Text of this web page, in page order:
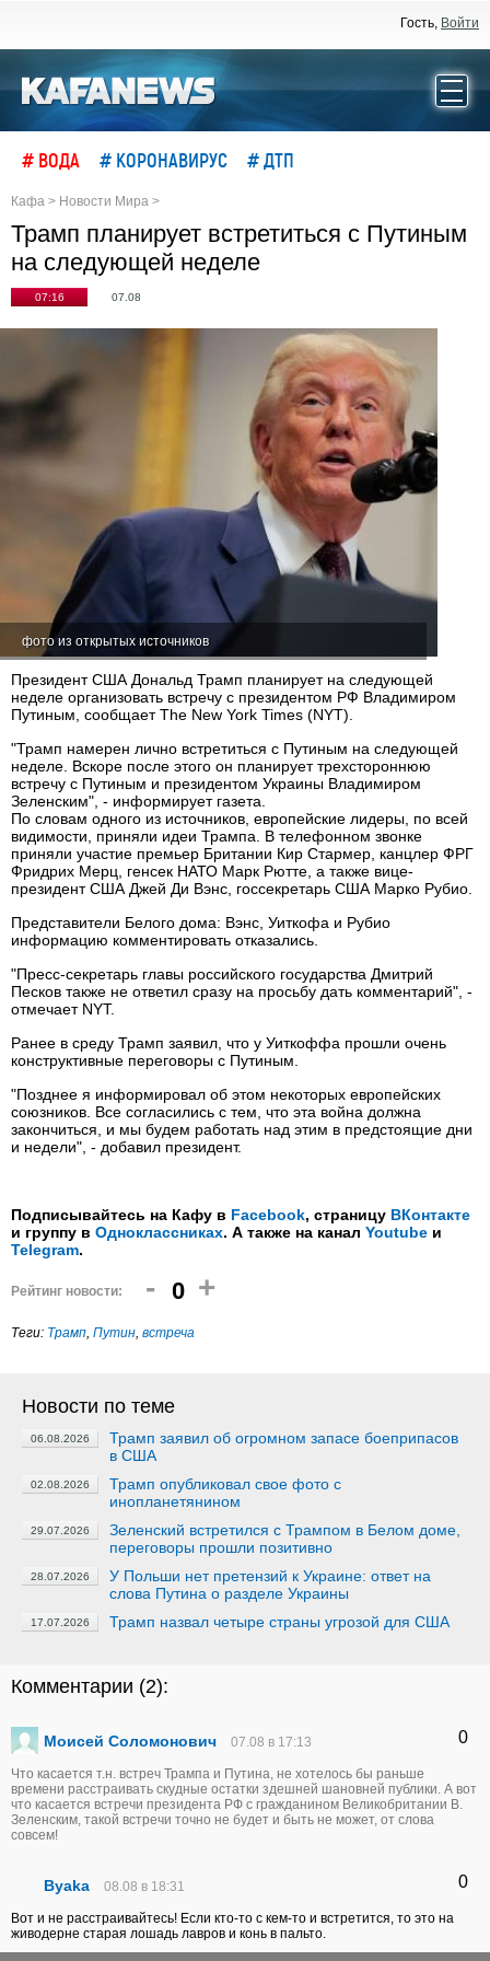
Гость, Войти
# ВОДА # КОРОНАВИРУС # ДТП
Кафа > Новости Мира >
Трамп планирует встретиться с Путиным
на следующей неделе
07:16 07.08
фото из открытых источников
Президент США Дональд Трамп планирует на следующей
неделе организовать встречу с президентом РФ Владимиром
Путиным, сообщает The New York Times (NYT).
"Трамп намерен лично встретиться с Путиным на следующей
неделе. Вскоре после этого он планирует трехстороннюю
встречу с Путиным и президентом Украины Владимиром
Зеленским", - информирует газета.
По словам одного из источников, европейские лидеры, по всей
видимости, приняли идеи Трампа. В телефонном звонке
приняли участие премьер Британии Кир Стармер, канцлер ФРГ
Фридрих Мерц, генсек НАТО Марк Рютте, а также вице-
президент США Джей Ди Вэнс, госсекретарь США Марко Рубио.
Представители Белого дома: Вэнс, Уиткофа и Рубио
информацию комментировать отказались.
"Пресс-секретарь главы российского государства Дмитрий
Песков также не ответил сразу на просьбу дать комментарий", -
отмечает NYT.
Ранее в среду Трамп заявил, что у Уиткоффа прошли очень
конструктивные переговоры с Путиным.
"Позднее я информировал об этом некоторых европейских
союзников. Все согласились с тем, что эта война должна
закончиться, и мы будем работать над этим в предстоящие дни
и недели", - добавил президент.
Подписывайтесь на Кафу в Facebook, страницу ВКонтакте
и группу в Одноклассниках. А также на канал Youtube и
Telegram.
Рейтинг новости: - 0 +
Теги: Трамп, Путин, встреча
Новости по теме
06.08.2026
Трамп заявил об огромном запасе боеприпасов
в США
02.08.2026
Трамп опубликовал свое фото с
инопланетянином
29.07.2026
Зеленский встретился с Трампом в Белом доме,
переговоры прошли позитивно
28.07.2026
У Польши нет претензий к Украине: ответ на
слова Путина о разделе Украины
17.07.2026 Трамп назвал четыре страны угрозой для США
Комментарии (2):
Моисей Соломонович 07.08 в 17:13 0
Что касается т.н. встреч Трампа и Путина, не хотелось бы раньше
времени расстраивать скудные остатки здешней шановней публики. А вот
что касается встречи президента РФ с гражданином Великобритании В.
Зеленским, такой встречи точно не будет и быть не может, от слова
совсем!
Byaka 08.08 в 18:31 0
Вот и не расстраивайтесь! Если кто-то с кем-то и встретится, то это на
живодерне старая лошадь лавров и конь в пальто.